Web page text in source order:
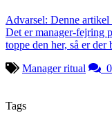
Advarsel: Denne
Det er manager-fejring
toppe den her, så er der
Manager ritual
0
Tags